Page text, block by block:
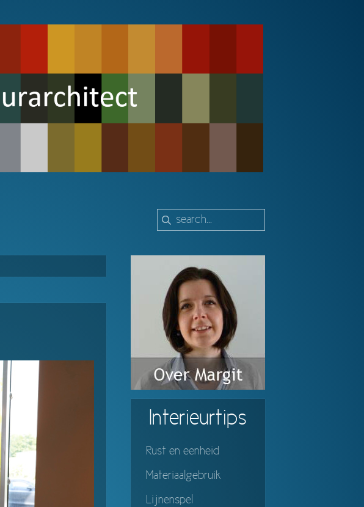
Interieurtips
Rust en eenheid
Materiaalgebruik
Lijnenspel